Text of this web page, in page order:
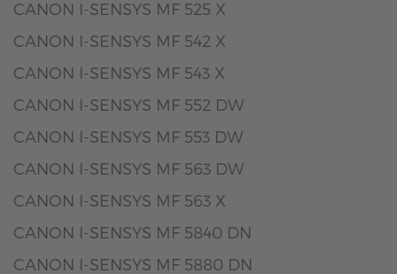
CANON I-SENSYS MF 525 X
CANON I-SENSYS MF 542 X
CANON I-SENSYS MF 543 X
CANON I-SENSYS MF 552 DW
CANON I-SENSYS MF 553 DW
CANON I-SENSYS MF 563 DW
CANON I-SENSYS MF 563 X
CANON I-SENSYS MF 5840 DN
CANON I-SENSYS MF 5880 DN